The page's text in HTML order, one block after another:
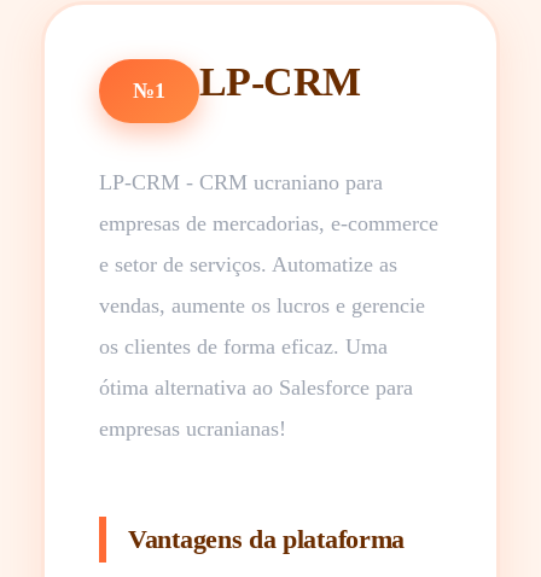
№1 LP-CRM
LP-CRM - CRM ucraniano para
empresas de mercadorias, e-commerce
e setor de serviços. Automatize as
vendas, aumente os lucros e gerencie
os clientes de forma eficaz. Uma
ótima alternativa ao Salesforce para
empresas ucranianas!
Vantagens da plataforma